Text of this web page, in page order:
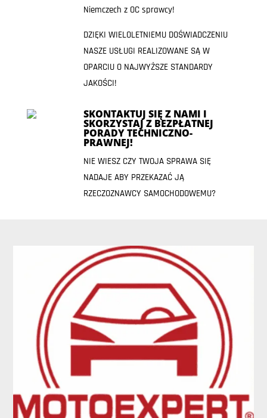
Niemczech z OC sprawcy!
DZIĘKI WIELOLETNIEMU DOŚWIADCZENIU
NASZE USŁUGI REALIZOWANE SĄ W
OPARCIU O NAJWYŻSZE STANDARDY
JAKOŚCI!
SKONTAKTUJ SIĘ Z NAMI I
SKORZYSTAJ Z BEZPŁATNEJ
PORADY TECHNICZNO-
PRAWNEJ!
NIE WIESZ CZY TWOJA SPRAWA SIĘ
NADAJE ABY PRZEKAZAĆ JĄ
RZECZOZNAWCY SAMOCHODOWEMU?